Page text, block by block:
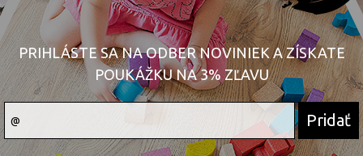
PRIHLÁSTE SA NA ODBER NOVINIEK A ZÍSKATE
POUKÁŽKU NA 3% ZĽAVU